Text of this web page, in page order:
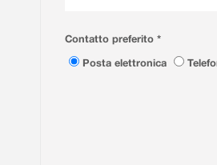
Contatto preferito *
Posta elettronica